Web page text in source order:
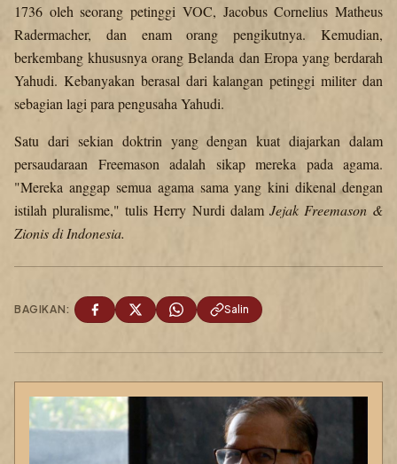
1736 oleh seorang petinggi VOC, Jacobus Cornelius Matheus
Radermacher, dan enam orang pengikutnya. Kemudian,
berkembang khususnya orang Belanda dan Eropa yang berdarah
Yahudi. Kebanyakan berasal dari kalangan petinggi militer dan
sebagian lagi para pengusaha Yahudi.
Satu dari sekian doktrin yang dengan kuat diajarkan dalam
persaudaraan Freemason adalah sikap mereka pada agama.
"Mereka anggap semua agama sama yang kini dikenal dengan
istilah pluralisme," tulis Herry Nurdi dalam Jejak Freemason &
Zionis di Indonesia.
BAGIKAN: Salin